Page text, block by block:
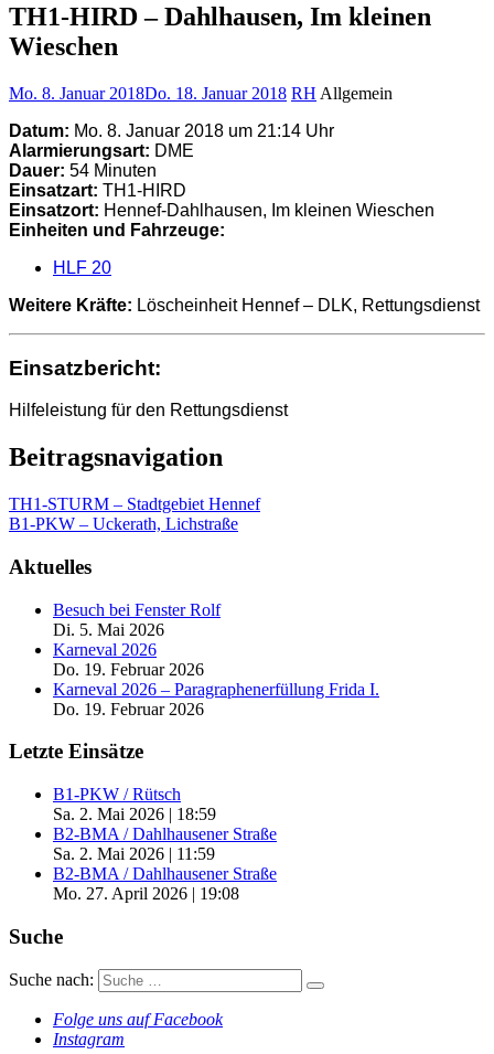
TH1-HIRD – Dahlhausen, Im kleinen
Wieschen
Mo. 8. Januar 2018Do. 18. Januar 2018 RH Allgemein
Datum: Mo. 8. Januar 2018 um 21:14 Uhr
Alarmierungsart: DME
Dauer: 54 Minuten
Einsatzart: TH1-HIRD
Einsatzort: Hennef-Dahlhausen, Im kleinen Wieschen
Einheiten und Fahrzeuge:
HLF 20
Weitere Kräfte: Löscheinheit Hennef – DLK, Rettungsdienst
Einsatzbericht:
Hilfeleistung für den Rettungsdienst
Beitragsnavigation
TH1-STURM – Stadtgebiet Hennef
B1-PKW – Uckerath, Lichstraße
Aktuelles
Besuch bei Fenster Rolf
Di. 5. Mai 2026
Karneval 2026
Do. 19. Februar 2026
Karneval 2026 – Paragraphenerfüllung Frida I.
Do. 19. Februar 2026
Letzte Einsätze
B1-PKW / Rütsch
Sa. 2. Mai 2026 | 18:59
B2-BMA / Dahlhausener Straße
Sa. 2. Mai 2026 | 11:59
B2-BMA / Dahlhausener Straße
Mo. 27. April 2026 | 19:08
Suche
Suche nach:
Folge uns auf Facebook
Instagram